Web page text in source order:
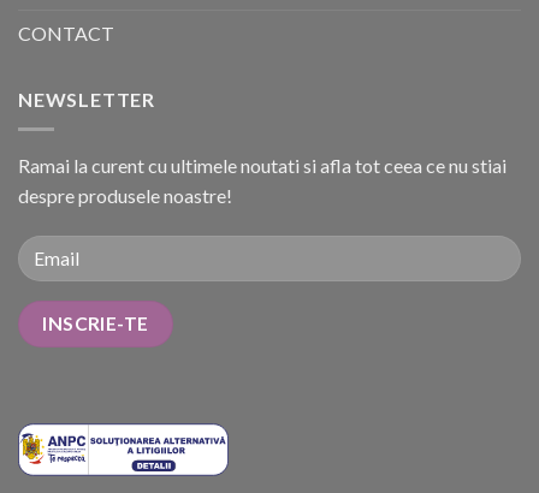
CONTACT
NEWSLETTER
Ramai la curent cu ultimele noutati si afla tot ceea ce nu stiai
despre produsele noastre!